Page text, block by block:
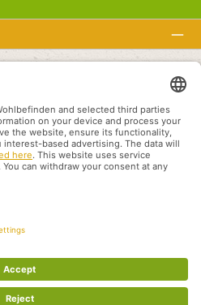
zzgl.
wenn nicht anders angegeben.